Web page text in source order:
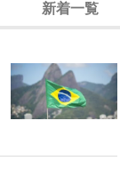
新着一覧